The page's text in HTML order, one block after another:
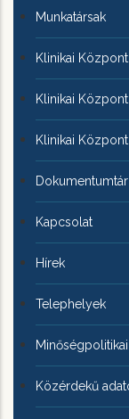
Munkatársak
Klinikai
Klinikai
Klinikai
Dokumentumtár
Kapcsolat
Hírek
Telephelyek
Közérdekű